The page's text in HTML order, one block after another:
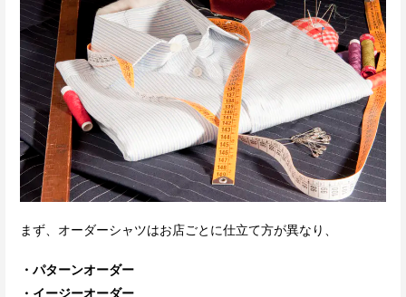
まず、オーダーシャツはお店ごとに仕立て方が異なり、
・パターンオーダー
・イージーオーダー